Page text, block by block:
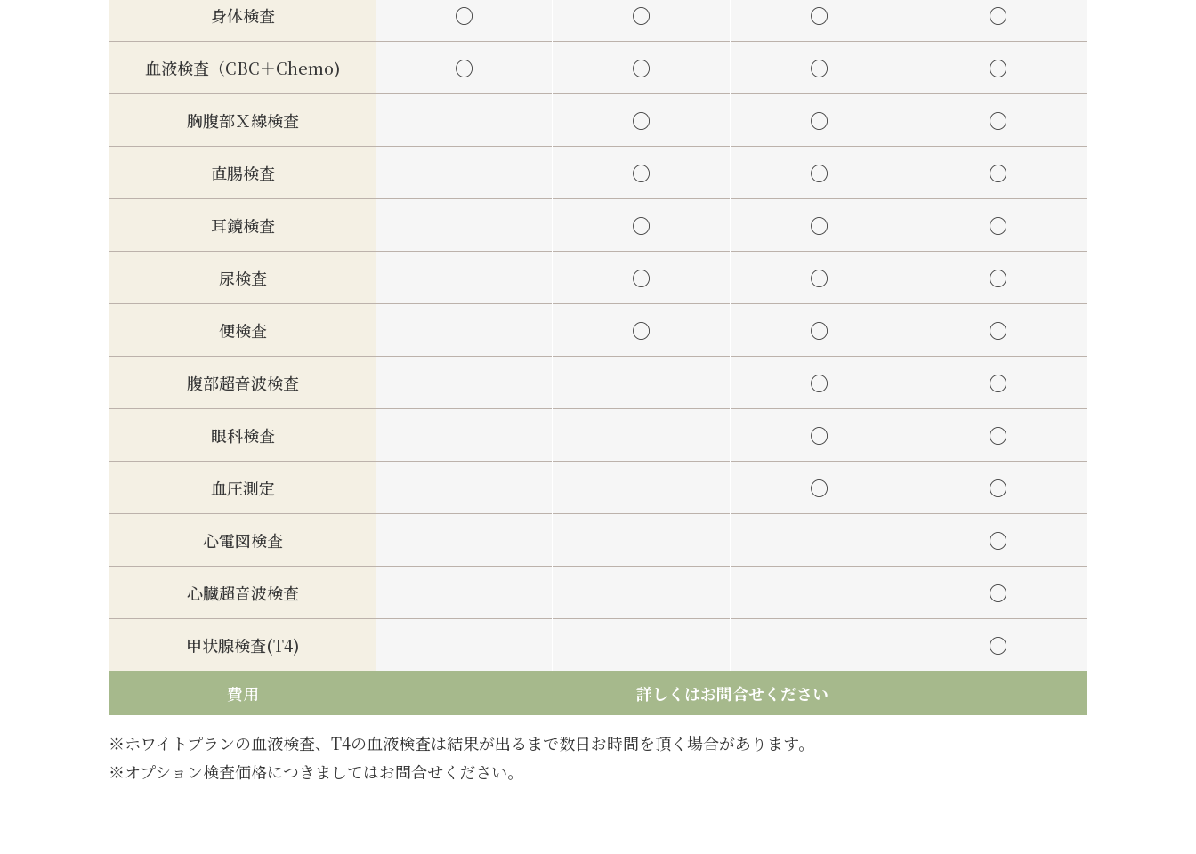
費用 詳しくはお問合せください
身体検査 ○ ○ ○ ○
血液検査（CBC＋Chemo) ○ ○ ○ ○
胸腹部Ｘ線検査 ○ ○ ○
直腸検査 ○ ○ ○
耳鏡検査 ○ ○ ○
尿検査 ○ ○ ○
便検査 ○ ○ ○
腹部超音波検査 ○ ○
眼科検査 ○ ○
血圧測定 ○ ○
心電図検査 ○
心臓超音波検査 ○
甲状腺検査(T4) ○
ホワイトプランの血液検査、T4の血液検査は結果が出るまで数日お時間を頂く場合があります。
オプション検査価格につきましてはお問合せください。